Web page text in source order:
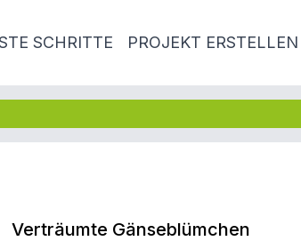
SCHRITTE PROJEKT ERSTELLEN
Verträumte Gänseblümchen